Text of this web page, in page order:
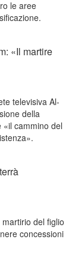
le aree
«Il martire
televisiva Al-
della
cammino del
del figlio
concessioni